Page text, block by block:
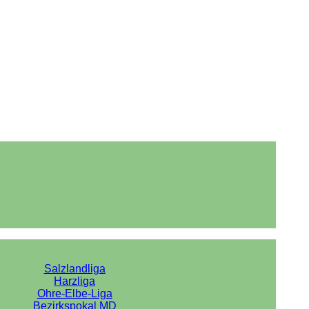
Salzlandliga
Harzliga
Ohre-Elbe-Liga
Bezirkspokal MD